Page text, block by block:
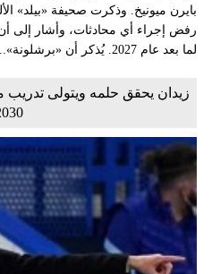
بايرن ميونيخ. وذكرت صحيفة «بيلد»
رفض إجراء أي محادثات، وأشار إلى
لما بعد عام 2027. يُذكر أن «برشلونة»...
زيدان يحقق حلمه ويتولى